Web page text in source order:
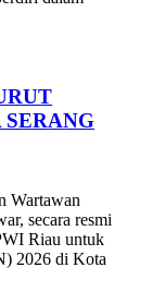
Wartawan
secara resmi
Riau untuk
2026 di Kota